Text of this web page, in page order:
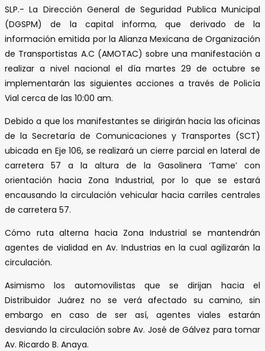
SLP.- La Dirección General de Seguridad Publica Municipal
(DGSPM) de la capital informa, que derivado de la
información emitida por la Alianza Mexicana de Organización
de Transportistas A.C (AMOTAC) sobre una manifestación a
realizar a nivel nacional el día martes 29 de octubre se
implementarán las siguientes acciones a través de Policía
Vial cerca de las 10:00 am.
Debido a que los manifestantes se dirigirán hacia las oficinas
de la Secretaría de Comunicaciones y Transportes (SCT)
ubicada en Eje 106, se realizará un cierre parcial en lateral de
carretera 57 a la altura de la Gasolinera ‘Tame’ con
orientación hacia Zona Industrial, por lo que se estará
encausando la circulación vehicular hacia carriles centrales
de carretera 57.
Cómo ruta alterna hacia Zona Industrial se mantendrán
agentes de vialidad en Av. Industrias en la cual agilizarán la
circulación.
Asimismo los automovilistas que se dirijan hacia el
Distribuidor Juárez no se verá afectado su camino, sin
embargo en caso de ser así, agentes viales estarán
desviando la circulación sobre Av. José de Gálvez para tomar
Av. Ricardo B. Anaya.